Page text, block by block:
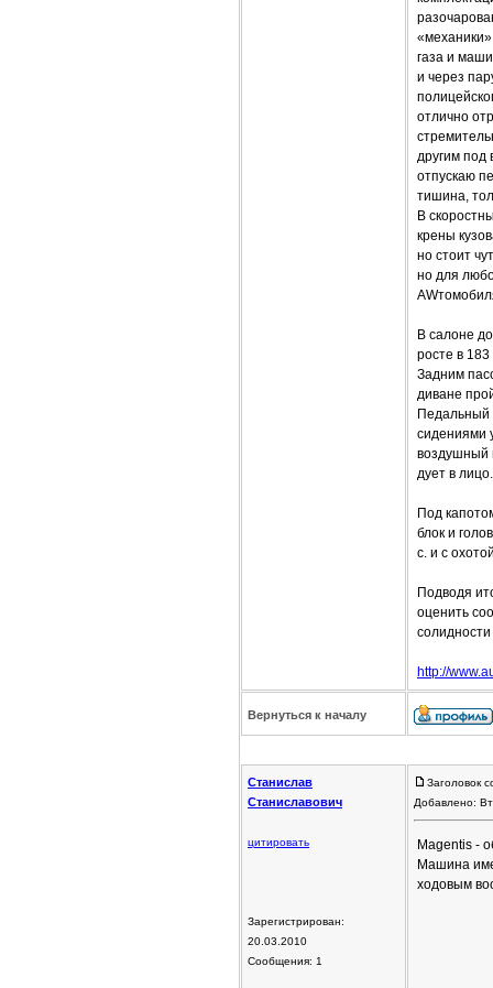
газа и
и через
отлично
другим под
отпускаю
тишина,
В
крены
но стоит
но для
В салоне
росте в
Задним
диване
Педальный
сидениями
воздушный
дует в лицо.
Под
блок и
с. и с
Подводя
оценить
http://
Вернуться к началу
Станислав
Станиславович
цитировать
Зарегистрирован:
20.03.2010
Сообщения: 1
Заголовок
Добавлено:
Magentis -
Машина
ходовым